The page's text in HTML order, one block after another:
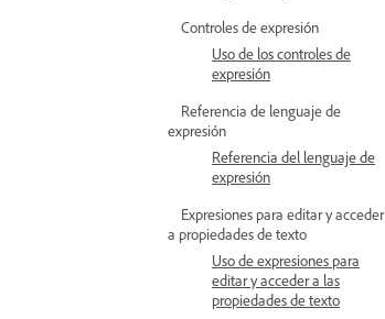
Controles de expresión
Uso de los controles de
expresión
Referencia de lenguaje de
expresión
Referencia del lenguaje de
expresión
Expresiones para editar y acceder
a propiedades de texto
Uso de expresiones para
editar y acceder a las
propiedades de texto